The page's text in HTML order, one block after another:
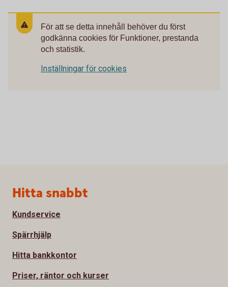
För att se detta innehåll behöver du först
godkänna cookies för Funktioner, prestanda
och statistik.
Inställningar för cookies
Sidfot
Hitta snabbt
Kundservice
Spärrhjälp
Hitta bankkontor
Priser, räntor och kurser